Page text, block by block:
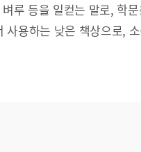
루 등을 일컫는 말로, 학
사용하는 낮은 책상으로,